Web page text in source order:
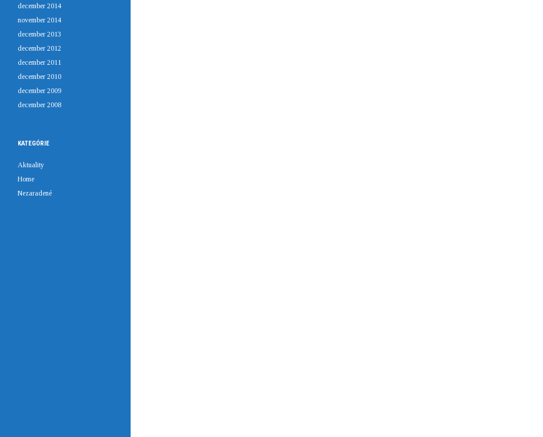
december 2014
november 2014
december 2013
december 2012
december 2011
december 2010
december 2009
december 2008
KATEGÓRIE
Aktuality
Home
Nezaradené